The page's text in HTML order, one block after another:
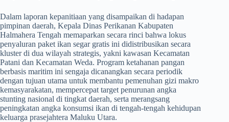
​Dalam laporan kepanitiaan yang disampaikan di hadapan
pimpinan daerah, Kepala Dinas Perikanan Kabupaten
Halmahera Tengah memaparkan secara rinci bahwa lokus
penyaluran paket ikan segar gratis ini didistribusikan secara
kluster di dua wilayah strategis, yakni kawasan Kecamatan
Patani dan Kecamatan Weda. Program ketahanan pangan
berbasis maritim ini sengaja dicanangkan secara periodik
dengan tujuan utama untuk membantu pemenuhan gizi makro
kemasyarakatan, mempercepat target penurunan angka
stunting nasional di tingkat daerah, serta merangsang
peningkatan angka konsumsi ikan di tengah-tengah kehidupan
keluarga prasejahtera Maluku Utara.